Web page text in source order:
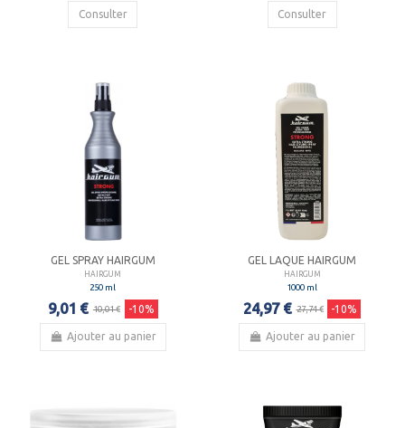
Consulter Consulter
GEL SPRAY HAIRGUM
HAIRGUM
250 ml
9,01 € 10,01 € -10%
Ajouter au panier
GEL LAQUE HAIRGUM
HAIRGUM
1000 ml
24,97 € 27,74 € -10%
Ajouter au panier